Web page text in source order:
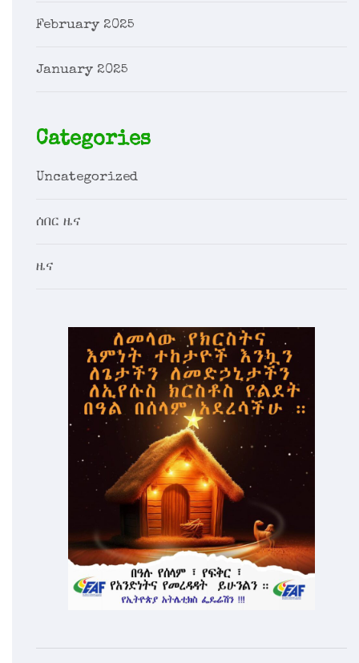
February 2025
January 2025
Categories
Uncategorized
ሰበር ዜና
ዜና